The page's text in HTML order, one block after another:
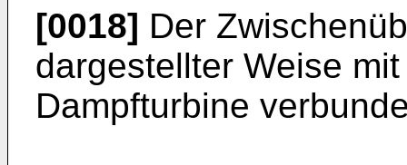
[0018] Der
dargestellter Weise
Dampfturbine